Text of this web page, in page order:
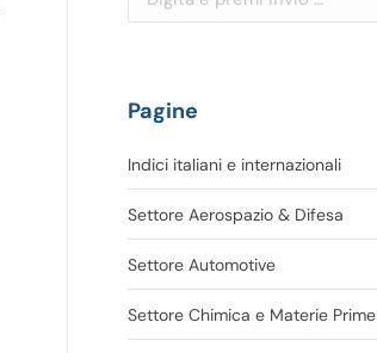
Pagine
Indici italiani e internazionali
Settore Aerospazio & Difesa
Settore Automotive
Settore Chimica e Materie Prime